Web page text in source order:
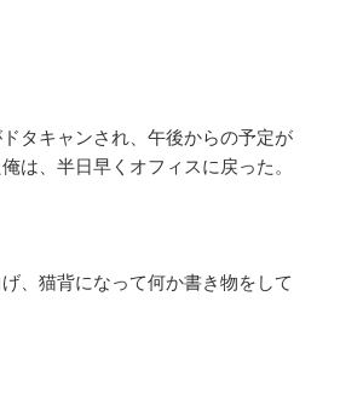
タキャンされ、午後からの予定が
は、半日早くオフィスに戻った。
、猫背になって何か書き物をして